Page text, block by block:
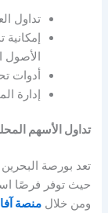
تداول
الأصول
أدوات
إدارة
تداول الأسهم
تعد بورصة
حيث توفر فرصًا
ومن خلال منصة